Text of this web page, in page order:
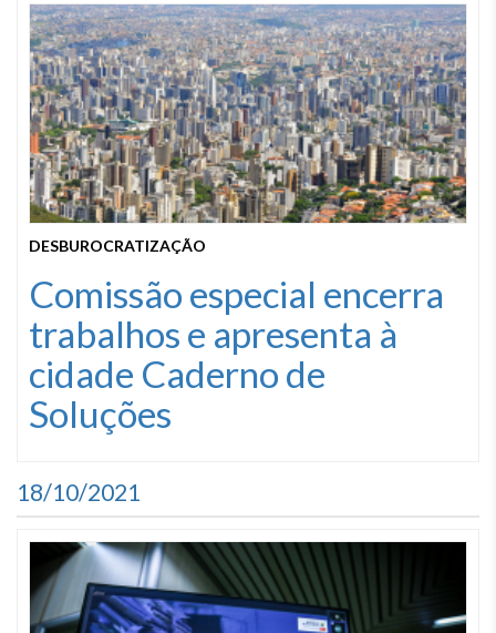
DESBUROCRATIZAÇÃO
Comissão especial encerra
trabalhos e apresenta à
cidade Caderno de
Soluções
18/10/2021